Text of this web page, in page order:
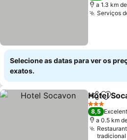
a 1.3 km
Serviços
Selecione as datas para ver os
exatos.
Partilhar
Hotel
3 Estrelas
8,5
a 0.5 km
tradicional